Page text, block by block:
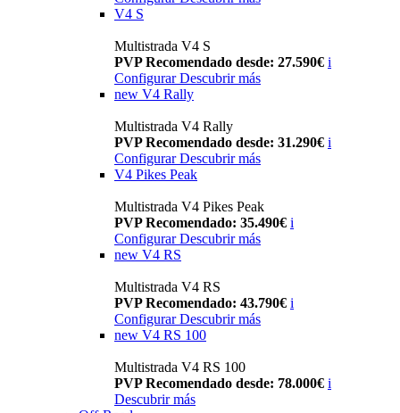
V4 S
Multistrada V4 S
PVP Recomendado desde: 27.590€ i
Configurar Descubrir más
new V4 Rally
Multistrada V4 Rally
PVP Recomendado desde: 31.290€ i
Configurar Descubrir más
V4 Pikes Peak
Multistrada V4 Pikes Peak
PVP Recomendado: 35.490€ i
Configurar Descubrir más
new V4 RS
Multistrada V4 RS
PVP Recomendado: 43.790€ i
ConfigurarDescubrir más
new V4 RS 100
Multistrada V4 RS 100
PVP Recomendado desde: 78.000€ i
Descubrir más